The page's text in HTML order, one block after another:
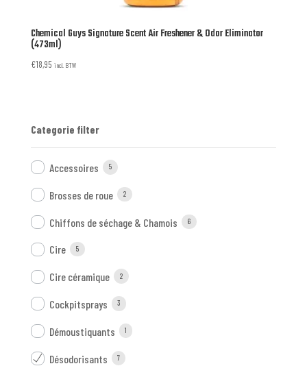
Chemical Guys Signature Scent Air Freshener & Odor Eliminator
(473ml)
€18,95 incl. BTW
Categorie filter
Accessoires 5
Brosses de roue 2
Chiffons de séchage & Chamois 6
Cire 5
Cire céramique 2
Cockpitsprays 3
Démoustiquants 1
Désodorisants 7